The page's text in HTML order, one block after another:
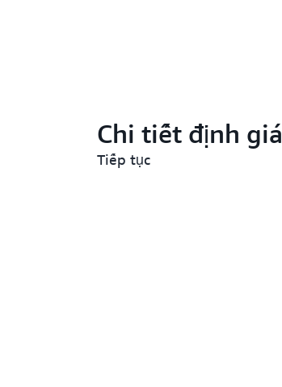
Chi tiết định giá
Tiếp tục